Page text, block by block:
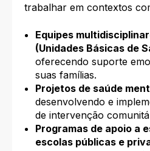
trabalhar em contextos
Equipes
(Unidades Básicas de
oferecendo suporte
suas famílias.
Projetos de saúde
desenvolvendo e
de intervenção
Programas de apoio a
escolas públicas e